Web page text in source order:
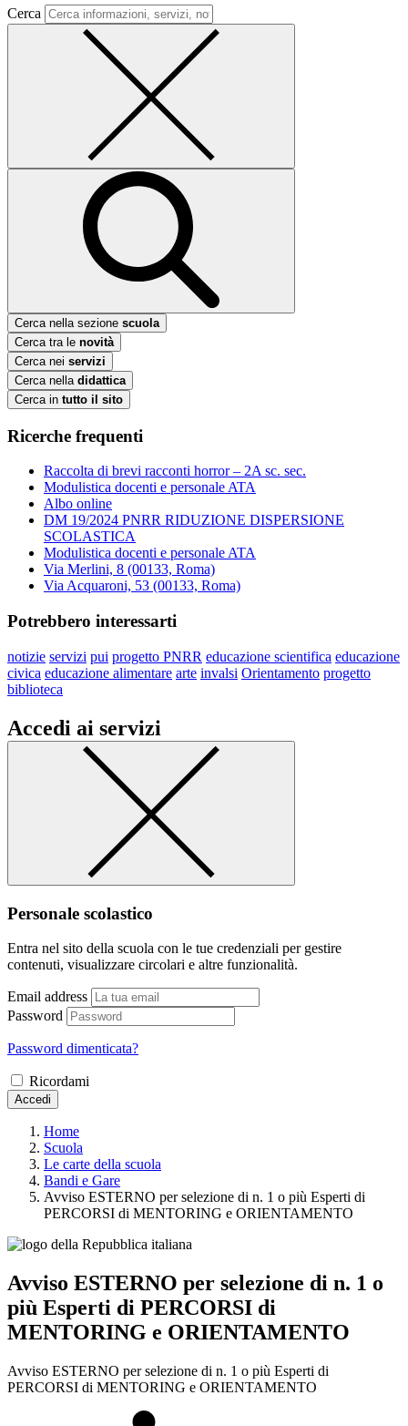
Cerca
Cerca nella sezione scuola
Cerca tra le novità
Cerca nei servizi
Cerca nella didattica
Cerca in tutto il sito
Ricerche frequenti
Raccolta di brevi racconti horror – 2A sc. sec.
Modulistica docenti e personale ATA
Albo online
DM 19/2024 PNRR RIDUZIONE DISPERSIONE
SCOLASTICA
Modulistica docenti e personale ATA
Via Merlini, 8 (00133, Roma)
Via Acquaroni, 53 (00133, Roma)
Potrebbero interessarti
notizie servizi pui progetto PNRR educazione scientifica educazione
civica educazione alimentare arte invalsi Orientamento progetto
biblioteca
Accedi ai servizi
Personale scolastico
Entra nel sito della scuola con le tue credenziali per gestire
contenuti, visualizzare circolari e altre funzionalità.
Email address
Password
Password dimenticata?
Ricordami
Accedi
Home
Scuola
Le carte della scuola
Bandi e Gare
Avviso ESTERNO per selezione di n. 1 o più Esperti di
PERCORSI di MENTORING e ORIENTAMENTO
Avviso ESTERNO per selezione di n. 1 o
più Esperti di PERCORSI di
MENTORING e ORIENTAMENTO
Avviso ESTERNO per selezione di n. 1 o più Esperti di
PERCORSI di MENTORING e ORIENTAMENTO